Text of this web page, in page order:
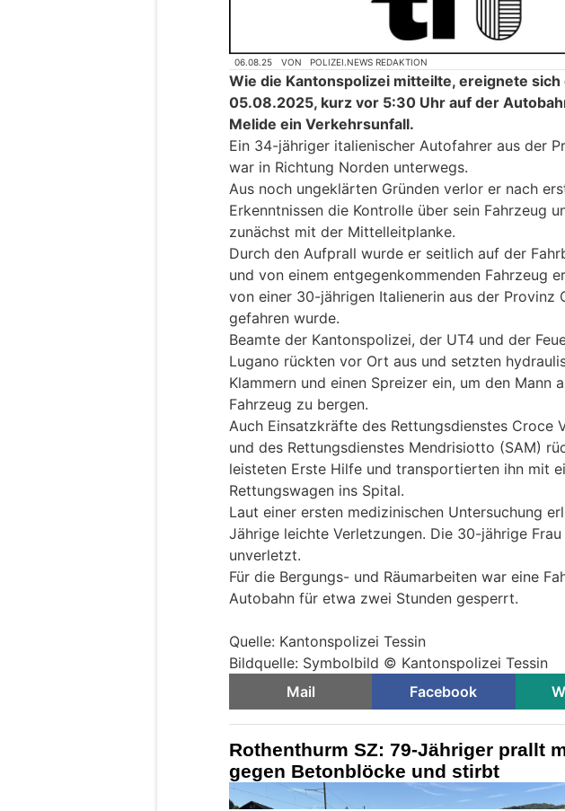
06.08.25 VON POLIZEI.NEWS REDAKTION
Wie die Kantonspolizei mitteilte, ereignete sich
05.08.2025, kurz vor 5:30 Uhr auf der
Melide ein Verkehrsunfall.
Ein 34-jähriger italienischer Autofahrer aus der
war in Richtung Norden unterwegs.
Aus noch ungeklärten Gründen verlor er nach
Erkenntnissen die Kontrolle über sein Fahrzeug
zunächst mit der Mittelleitplanke.
Durch den Aufprall wurde er seitlich auf der
und von einem entgegenkommenden Fahrzeug
von einer 30-jährigen Italienerin aus der Provinz
gefahren wurde.
Beamte der Kantonspolizei, der UT4 und der
Lugano rückten vor Ort aus und setzten
Klammern und einen Spreizer ein, um den Mann
Fahrzeug zu bergen.
Auch Einsatzkräfte des Rettungsdienstes Croce
und des Rettungsdienstes Mendrisiotto (SAM)
leisteten Erste Hilfe und transportierten ihn mit
Rettungswagen ins Spital.
Laut einer ersten medizinischen Untersuchung
Jährige leichte Verletzungen. Die 30-jährige
unverletzt.
Für die Bergungs- und Räumarbeiten war eine
Autobahn für etwa zwei Stunden gesperrt.
Quelle: Kantonspolizei Tessin
Bildquelle: Symbolbild © Kantonspolizei Tessin
Mail
Facebook
Rothenthurm SZ: 79-Jähriger prallt
gegen Betonblöcke und stirbt